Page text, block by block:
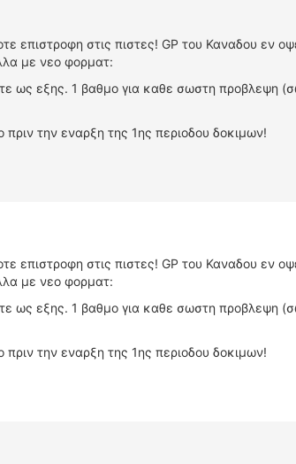
επιστροφη στις πιστες! GP του Καναδου εν
με νεο φορματ:
ως εξης. 1 βαθμο για καθε σωστη προβλεψη
την εναρξη της 1ης περιοδου δοκιμων!
επιστροφη στις πιστες! GP του Καναδου εν
με νεο φορματ:
ως εξης. 1 βαθμο για καθε σωστη προβλεψη
την εναρξη της 1ης περιοδου δοκιμων!